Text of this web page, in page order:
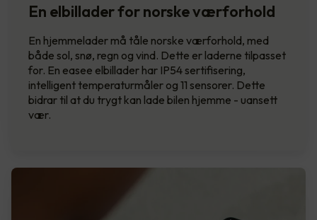
En elbillader for norske værforhold
En hjemmelader må tåle norske værforhold, med
både sol, snø, regn og vind. Dette er laderne tilpasset
for. En easee elbillader har IP54 sertifisering,
intelligent temperaturmåler og 11 sensorer. Dette
bidrar til at du trygt kan lade bilen hjemme - uansett
vær.